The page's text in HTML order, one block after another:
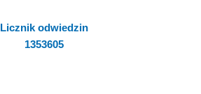
Licznik odwiedzin
1353605